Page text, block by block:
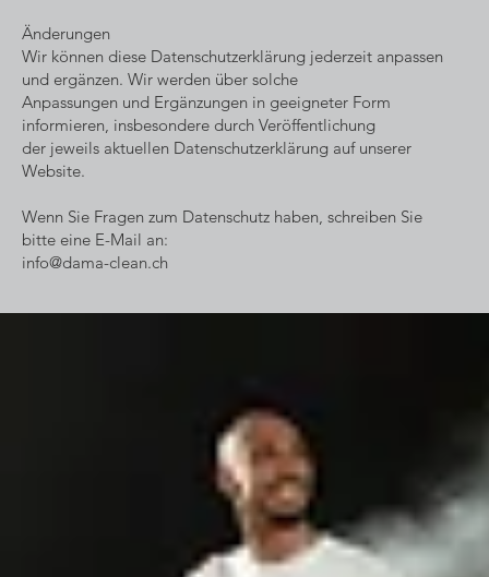
Änderungen
Wir können diese Datenschutzerklärung jederzeit anpassen
und ergänzen. Wir werden über solche
Anpassungen und Ergänzungen in geeigneter Form
informieren, insbesondere durch Veröffentlichung
der jeweils aktuellen Datenschutzerklärung auf unserer
Website.
Wenn Sie Fragen zum Datenschutz haben, schreiben Sie
bitte eine E-Mail an:
info@dama-clean.ch